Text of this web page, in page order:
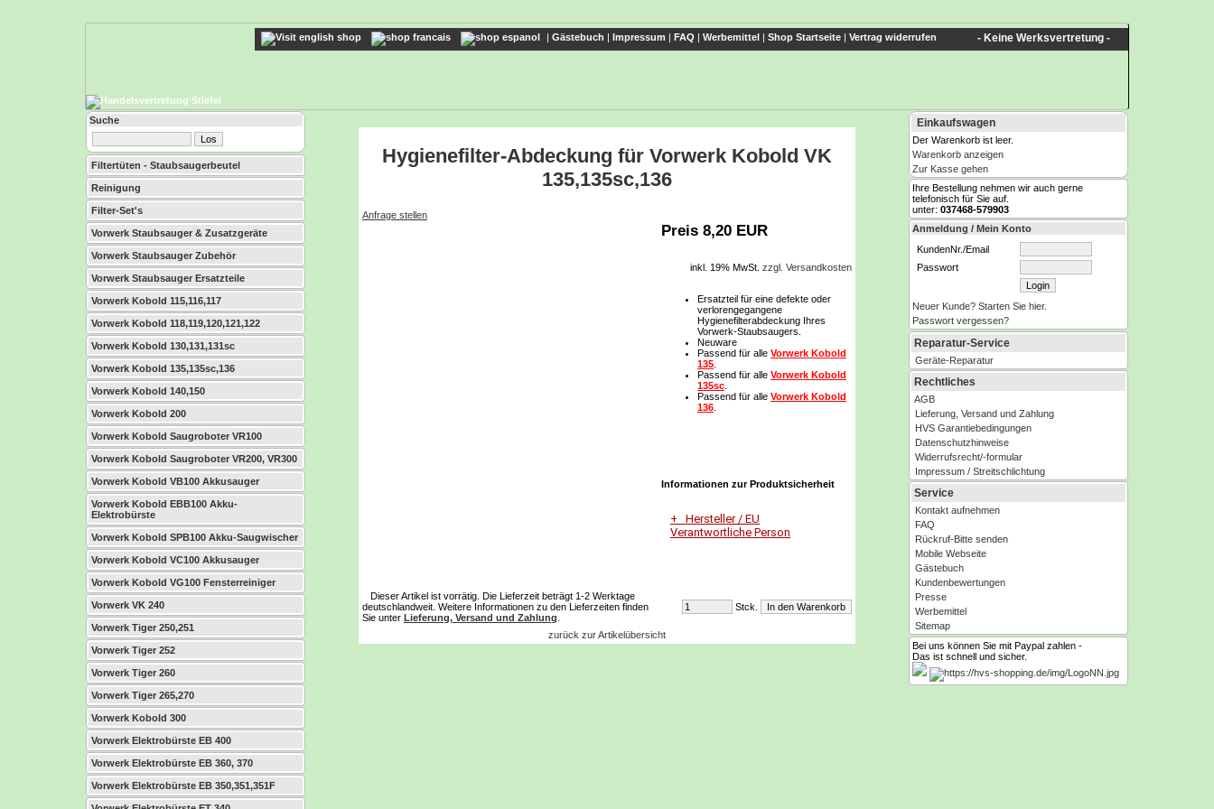
- Keine Werksvertretung -
| Gästebuch | Impressum | FAQ | Werbemittel | Shop Startseite | Vertrag widerrufen
Suche
Filtertüten - Staubsaugerbeutel
Reinigung
Filter-Set's
Vorwerk Staubsauger & Zusatzgeräte
Vorwerk Staubsauger Zubehör
Vorwerk Staubsauger Ersatzteile
Vorwerk Kobold 115,116,117
Vorwerk Kobold 118,119,120,121,122
Vorwerk Kobold 130,131,131sc
Vorwerk Kobold 135,135sc,136
Vorwerk Kobold 140,150
Vorwerk Kobold 200
Vorwerk Kobold Saugroboter VR100
Vorwerk Kobold Saugroboter VR200, VR300
Vorwerk Kobold VB100 Akkusauger
Vorwerk Kobold EBB100 Akku-
Elektrobürste
Vorwerk Kobold SPB100 Akku-Saugwischer
Vorwerk Kobold VC100 Akkusauger
Vorwerk Kobold VG100 Fensterreiniger
Vorwerk VK 240
Vorwerk Tiger 250,251
Vorwerk Tiger 252
Vorwerk Tiger 260
Vorwerk Tiger 265,270
Vorwerk Kobold 300
Vorwerk Elektrobürste EB 400
Vorwerk Elektrobürste EB 360, 370
Vorwerk Elektrobürste EB 350,351,351F
Hygienefilter-Abdeckung für Vorwerk Kobold VK
135,135sc,136
Anfrage stellen
Preis 8,20 EUR
inkl. 19% MwSt. zzgl. Versandkosten
Ersatzteil für eine defekte oder
verlorengegangene
Hygienefilterabdeckung Ihres
Vorwerk-Staubsaugers.
Neuware
Passend für alle Vorwerk Kobold
135
Passend für alle Vorwerk Kobold
135sc
Passend für alle Vorwerk Kobold
136
Informationen zur Produktsicherheit
Hersteller / EU
Verantwortliche Person
Mühlenweg 17-37
Dieser Artikel ist vorrätig. Die Lieferzeit beträgt 1-2 Werktage
deutschlandweit. Weitere Informationen zu den Lieferzeiten finden
Sie unter Lieferung, Versand und Zahlung
Stck.
zurück zur Artikelübersicht
Einkaufswagen
Der Warenkorb ist leer.
Warenkorb anzeigen
Zur Kasse gehen
Ihre Bestellung nehmen wir auch gerne
telefonisch für Sie auf.
unter: 037468-579903
Anmeldung / Mein Konto
KundenNr./Email
Passwort
Neuer Kunde? Starten Sie hier.
Passwort vergessen?
Reparatur-Service
Geräte-Reparatur
Rechtliches
AGB
Lieferung, Versand und Zahlung
HVS Garantiebedingungen
Datenschutzhinweise
Widerrufsrecht/-formular
Impressum / Streitschlichtung
Service
Kontakt aufnehmen
FAQ
Rückruf-Bitte senden
Mobile Webseite
Gästebuch
Kundenbewertungen
Presse
Werbemittel
Sitemap
Bei uns können Sie mit Paypal zahlen -
Das ist schnell und sicher.